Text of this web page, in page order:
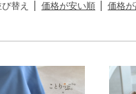
替え 価格が安い順 価格